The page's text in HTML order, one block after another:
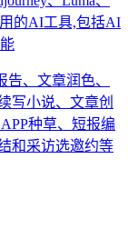
的AI工具,包括AI
、文章润色、
写小说、文章创
种草、短报编
和采访选邀约等